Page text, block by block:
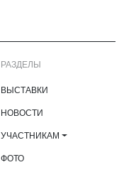
РАЗДЕЛЫ
ВЫСТАВКИ
НОВОСТИ
УЧАСТНИКАМ
ФОТО